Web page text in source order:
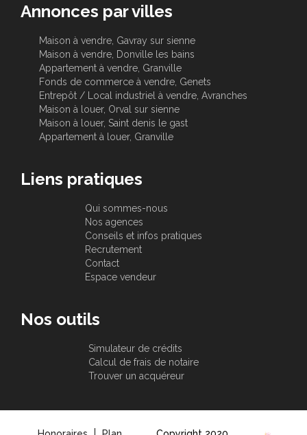
Annonces par villes
Maison à vendre, Gavray sur sienne
Maison à vendre, Donville les bains
Appartement à vendre, Granville
Fonds de commerce à vendre, Genets
Entrepôt / Local industriel à vendre, Avranches
Maison à louer, Orval sur sienne
Maison à louer, Saint denis le gast
Appartement à louer, Granville
Liens pratiques
Qui sommes-nous
Nos agences
Conseils et infos pratiques
Recrutement
Contact
Espace vendeur
Nos outils
Simulateur de crédits
Calcul de frais de notaire
Trouver un acquéreur